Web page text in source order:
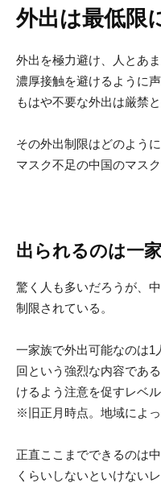
外出は最低限
外出を極力避け、人とあ
濃厚接触を避けるように
もはや不要な外出は厳禁と
その外出制限はどのよう
マスク不足の中国のマス
出られるのは一
驚く人も多いだろうが、
制限されている。
一家族で外出可能なのは1
回という強烈な内容であ
けるよう注意を促すレベル
※旧正月時点。地域によっ
正直ここまでできるのは
くらいしないといけない